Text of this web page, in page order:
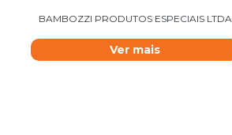
BAMBOZZI PRODUTOS ESPECIAIS LTDA
Ver mais